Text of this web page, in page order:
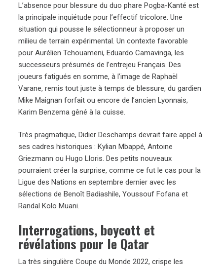
L’absence pour blessure du duo phare Pogba-Kanté est
la principale inquiétude pour l’effectif tricolore. Une
situation qui pousse le sélectionneur à proposer un
milieu de terrain expérimental. Un contexte favorable
pour Aurélien Tchouameni, Eduardo Camavinga, les
successeurs présumés de l’entrejeu Français. Des
joueurs fatigués en somme, à l’image de Raphaël
Varane, remis tout juste à temps de blessure, du gardien
Mike Maignan forfait ou encore de l’ancien Lyonnais,
Karim Benzema gêné à la cuisse.
Très pragmatique, Didier Deschamps devrait faire appel à
ses cadres historiques : Kylian Mbappé, Antoine
Griezmann ou Hugo Lloris. Des petits nouveaux
pourraient créer la surprise, comme ce fut le cas pour la
Ligue des Nations en septembre dernier avec les
sélections de Benoît Badiashile, Youssouf Fofana et
Randal Kolo Muani.
Interrogations, boycott et
révélations pour le Qatar
La très singulière Coupe du Monde 2022, crispe les